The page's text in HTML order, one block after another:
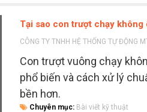
Tại sao con trượt chạy
CÔNG TY TNHH HỆ THỐNG TỰ ĐỘNG
Con trượt vuông chạy
phổ biến và cách xử lý
bền hơn.
Chuyên mục: Bài viết kỹ thuật